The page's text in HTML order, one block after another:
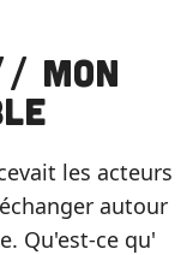
Mon
les acteurs
autour
Qu'est-ce qu'